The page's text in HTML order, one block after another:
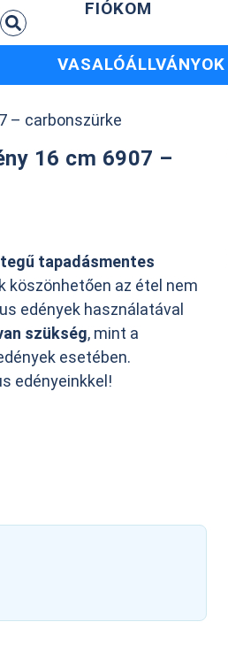
FIÓKOM
VASALÓÁLLVÁNYOK
– carbonszürke
16 cm 6907 –
tapadásmentes
köszönhetően az étel nem
edények használatával
szükség, mint a
esetében.
edényeinkkel!